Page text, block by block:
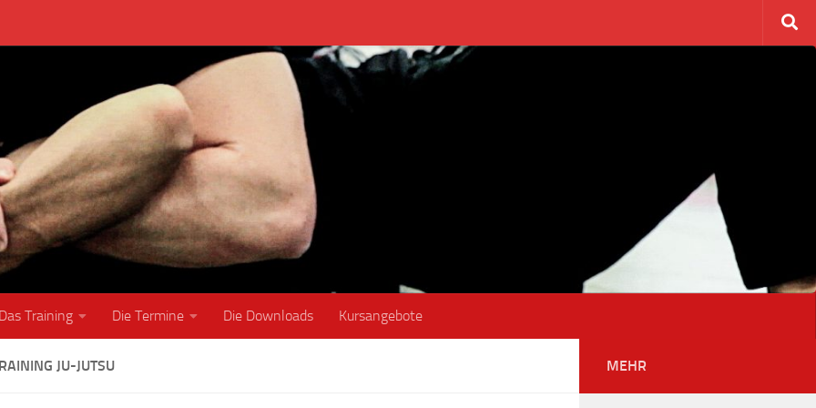
Das Training Die Termine Die Downloads Kursangebote
JU-JUTSU MEHR